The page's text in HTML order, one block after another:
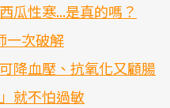
瓜性寒...是真的嗎？
一次破解
降血壓、抗氧化又顧腸
就不怕過敏